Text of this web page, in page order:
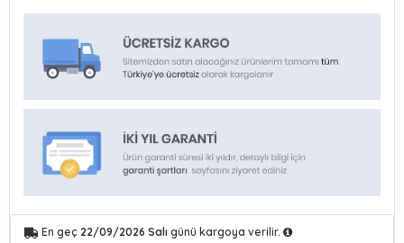
En geç 22/09/2026 Salı günü kargoya verilir.